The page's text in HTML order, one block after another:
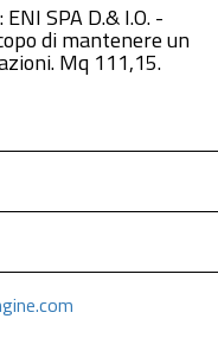
SPA D.& I.O. -
di mantenere un
Mq 111,15.